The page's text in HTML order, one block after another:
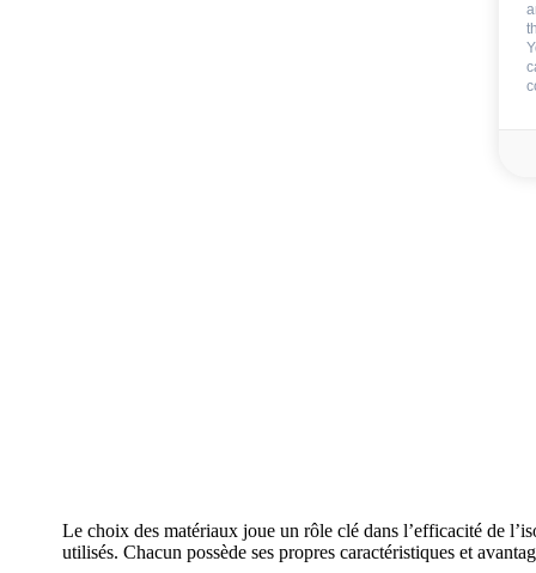
Le choix des matériaux joue un rôle clé dans l’efficacité de
utilisés. Chacun possède ses propres caractéristiques et